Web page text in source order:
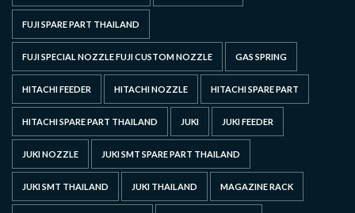
FUJI SPARE PART THAILAND
FUJI SPECIAL NOZZLE FUJI CUSTOM NOZZLE GAS SPRING
HITACHI FEEDER HITACHI NOZZLE HITACHI SPARE PART
HITACHI SPARE PART THAILAND JUKI JUKI FEEDER
JUKI NOZZLE JUKI SMT SPARE PART THAILAND
JUKI SMT THAILAND JUKI THAILAND MAGAZINE RACK